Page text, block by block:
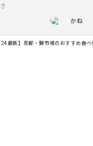
かね
最新】京都・錦市場のおすすめ食